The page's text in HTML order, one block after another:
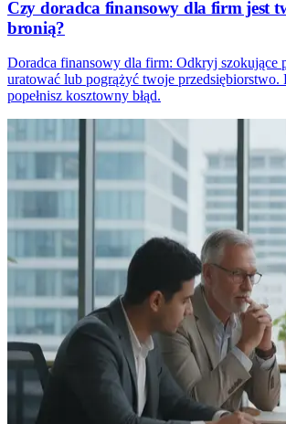
Czy doradca finansowy dla firm jest
bronią?
Doradca finansowy dla firm: Odkryj szokujące
uratować lub pogrążyć twoje przedsiębiorstwo.
popełnisz kosztowny błąd.